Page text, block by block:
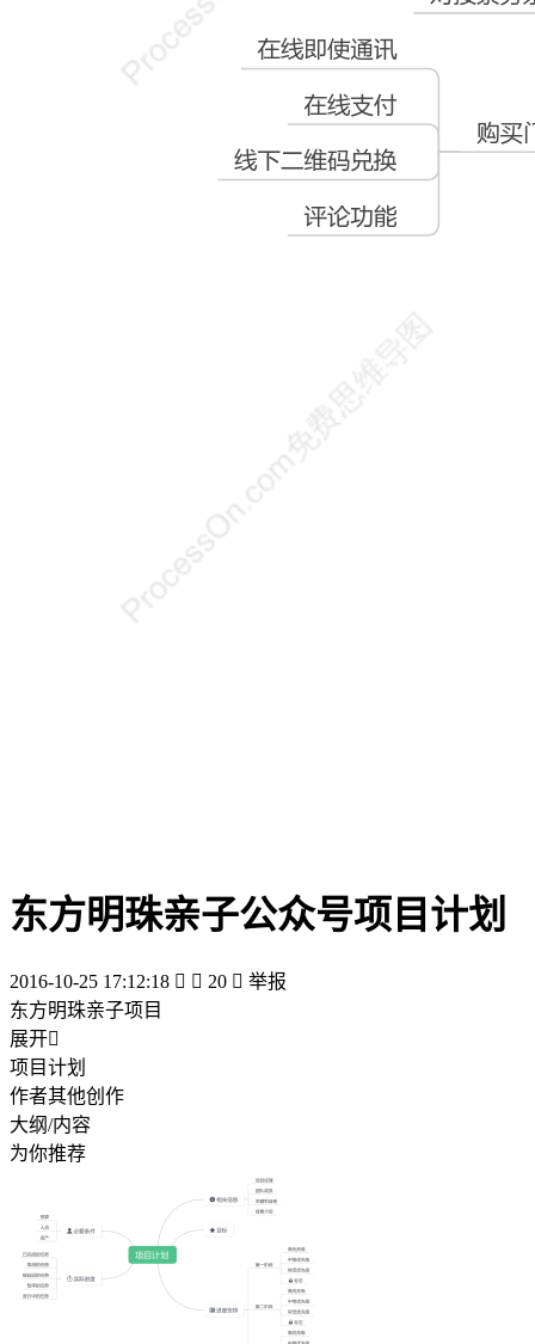
东方明珠亲子公众号项目计划
2016-10-25 17:12:18   20  举报
东方明珠亲子项目
展开
项目计划
作者其他创作
大纲/内容
为你推荐